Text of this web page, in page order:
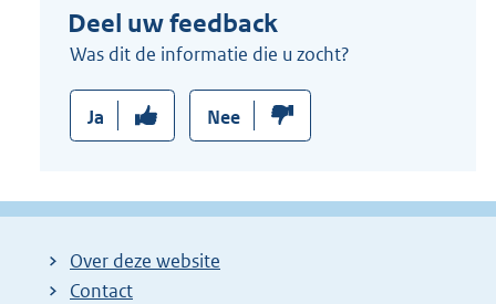
Deel uw feedback
Was dit de informatie die u zocht?
Ja Nee
Over deze website
Contact